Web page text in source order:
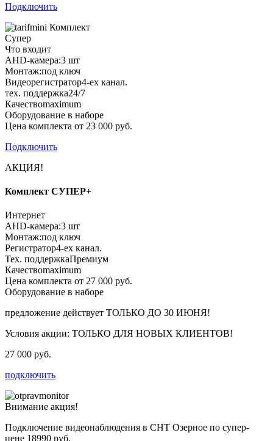
Подключить
Комплект
Супер
Что входит
AHD-камера:3 шт
Монтаж:под ключ
Видеорегистратор4-ех канал.
тех. поддержка24/7
Качествоmaximum
Оборудование в наборе
Цена комплекта от 23 000 руб.
Подключить
АКЦИЯ!
Комплект СУПЕР+
Интернет
AHD-камера:3 шт
Монтаж:под ключ
Регистратор4-ех канал.
Тех. поддержкаПремиум
Качествоmaximum
Цена комплекта от 27 000 руб.
Оборудование в наборе
предложение действует ТОЛЬКО ДО 30 ИЮНЯ!
Условия акции: ТОЛЬКО ДЛЯ НОВЫХ КЛИЕНТОВ!
27 000 руб.
подключить
Внимание акция!
Подключение видеонаблюдения в СНТ Озерное по супер-
цене 18990 руб.